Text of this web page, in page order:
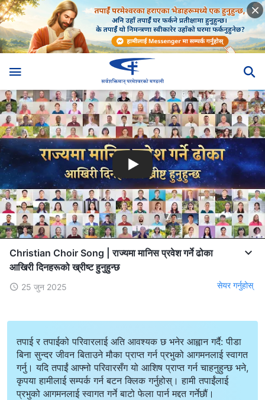
Christian Choir Song | राज्यमा मानिस प्रवेश गर्ने ढोका
आखिरी दिनहरूको ख्रीष्ट हुनुहुन्छ
25 जुन 2025 सेयर गर्नुहोस्
तपाई र तपाईको परिवारलाई अति आवश्यक छ भनेर आह्वान गर्दै: पीडा
बिना सुन्दर जीवन बिताउने मौका प्राप्त गर्न प्रभुको आगमनलाई स्वागत
गर्नु। यदि तपाईं आफ्नो परिवारसँग यो आशिष प्राप्त गर्न चाहनुहुन्छ भने,
कृपया हामीलाई सम्पर्क गर्न बटन क्लिक गर्नुहोस्। हामी तपाईंलाई
प्रभुको आगमनलाई स्वागत गर्ने बाटो फेला पार्न मद्दत गर्नेछौं।